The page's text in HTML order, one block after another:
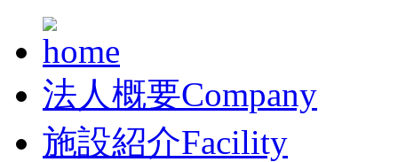
法人概要Company
施設紹介Facility